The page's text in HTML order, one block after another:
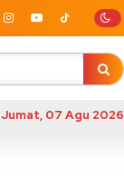
Jumat, 07 Agu 2026